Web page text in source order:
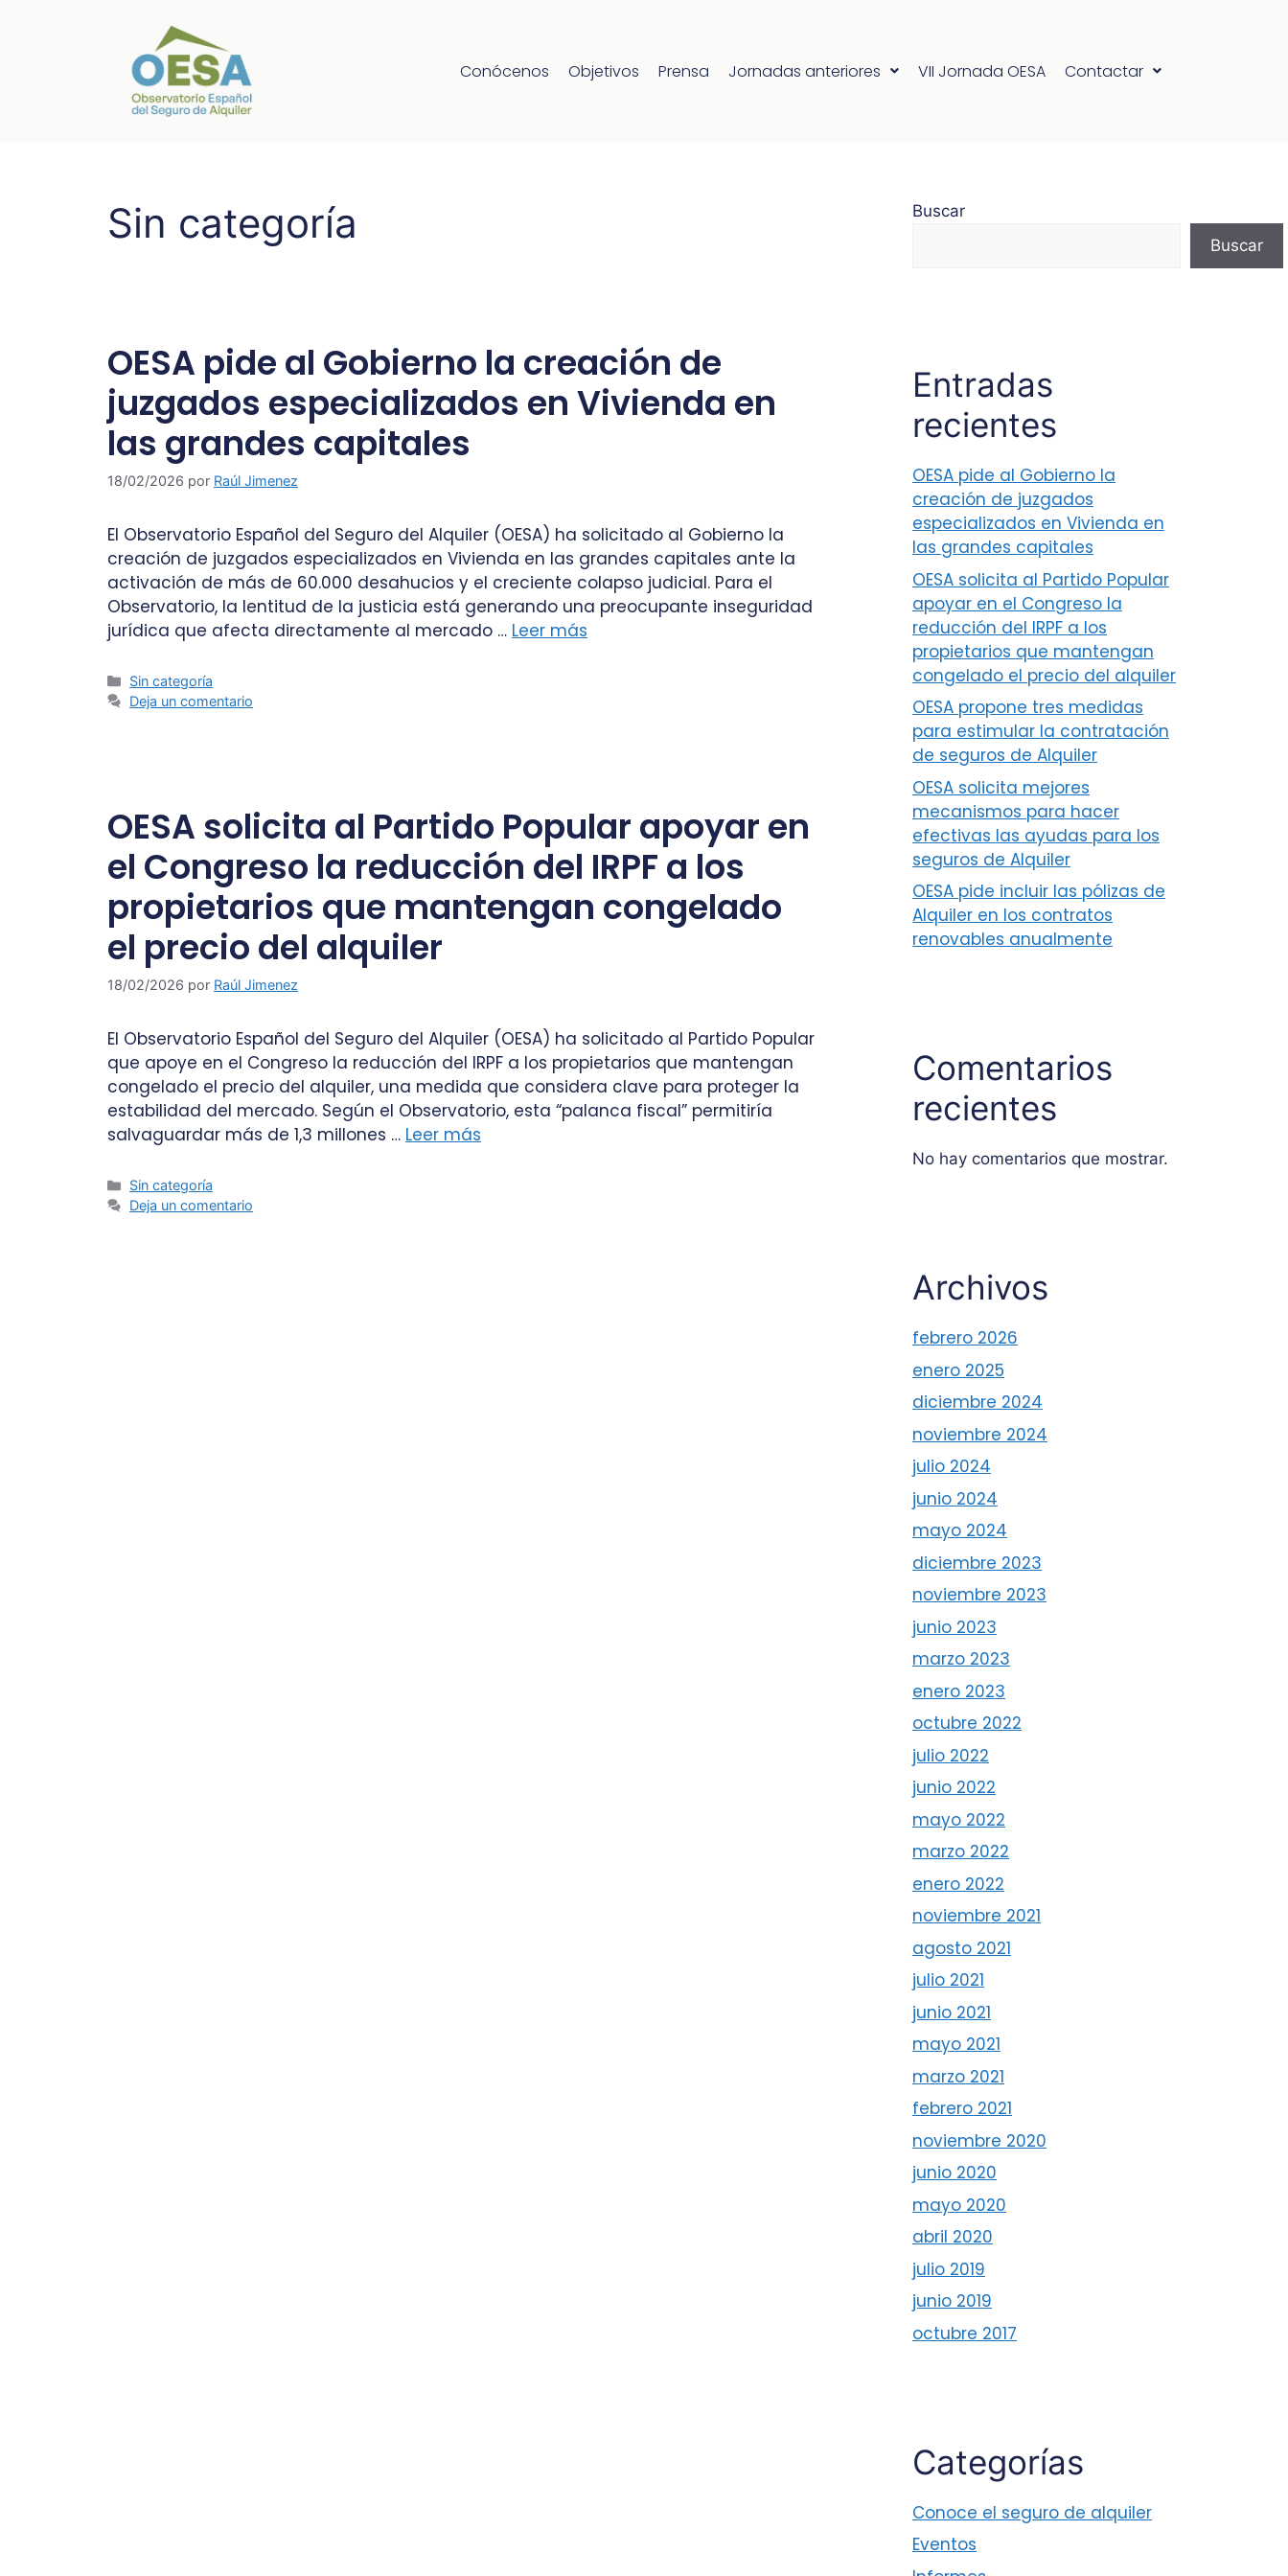
Conócenos Objetivos Prensa Jornadas anteriores VII Jornada OESA Contactar
Sin categoría
OESA pide al Gobierno la creación de
juzgados especializados en Vivienda en
las grandes capitales
18/02/2026 por Raúl Jimenez
El Observatorio Español del Seguro del Alquiler (OESA) ha solicitado al Gobierno la
creación de juzgados especializados en Vivienda en las grandes capitales ante la
activación de más de 60.000 desahucios y el creciente colapso judicial. Para el
Observatorio, la lentitud de la justicia está generando una preocupante inseguridad
jurídica que afecta directamente al mercado … Leer más
Sin categoría
Deja un comentario
OESA solicita al Partido Popular apoyar en
el Congreso la reducción del IRPF a los
propietarios que mantengan congelado
el precio del alquiler
18/02/2026 por Raúl Jimenez
El Observatorio Español del Seguro del Alquiler (OESA) ha solicitado al Partido Popular
que apoye en el Congreso la reducción del IRPF a los propietarios que mantengan
congelado el precio del alquiler, una medida que considera clave para proteger la
estabilidad del mercado. Según el Observatorio, esta “palanca fiscal” permitiría
salvaguardar más de 1,3 millones … Leer más
Sin categoría
Deja un comentario
Buscar
Buscar
Entradas
recientes
OESA pide al Gobierno la
creación de juzgados
especializados en Vivienda en
las grandes capitales
OESA solicita al Partido Popular
apoyar en el Congreso la
reducción del IRPF a los
propietarios que mantengan
congelado el precio del alquiler
OESA propone tres medidas
para estimular la contratación
de seguros de Alquiler
OESA solicita mejores
mecanismos para hacer
efectivas las ayudas para los
seguros de Alquiler
OESA pide incluir las pólizas de
Alquiler en los contratos
renovables anualmente
Comentarios
recientes
No hay comentarios que mostrar.
Archivos
febrero 2026
enero 2025
diciembre 2024
noviembre 2024
julio 2024
junio 2024
mayo 2024
diciembre 2023
noviembre 2023
junio 2023
marzo 2023
enero 2023
octubre 2022
julio 2022
junio 2022
mayo 2022
marzo 2022
enero 2022
noviembre 2021
agosto 2021
julio 2021
junio 2021
mayo 2021
marzo 2021
febrero 2021
noviembre 2020
junio 2020
mayo 2020
abril 2020
julio 2019
junio 2019
octubre 2017
Categorías
Conoce el seguro de alquiler
Eventos